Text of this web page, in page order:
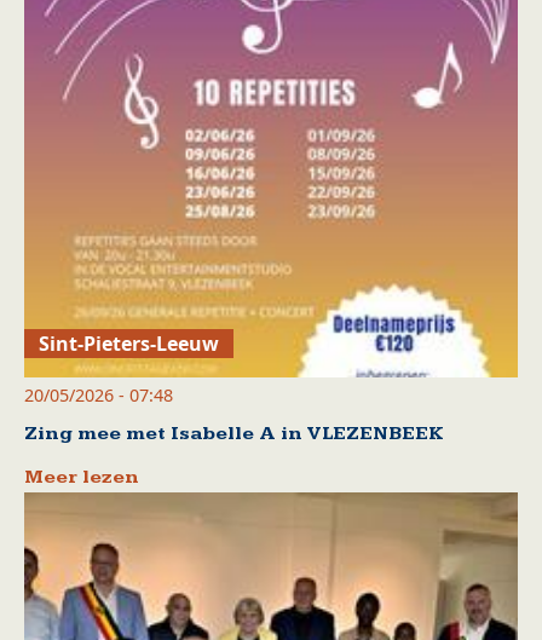
Sint-Pieters-Leeuw
20/05/2026 - 07:48
Zing mee met Isabelle A in VLEZENBEEK
Meer lezen